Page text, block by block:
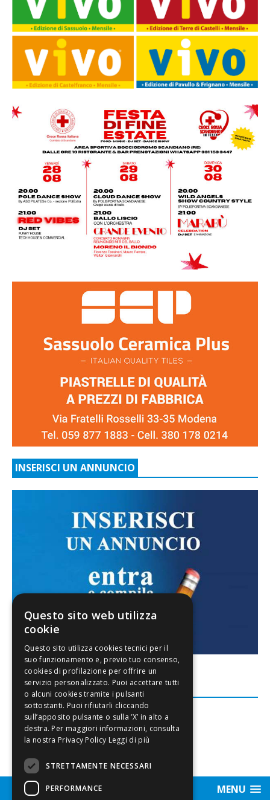
INSERISCI UN ANNUNCIO
FACEBOOK
MENU
Questo sito web utilizza
cookie
Leggi di più
STRETTAMENTE NECESSARI
PERFORMANCE